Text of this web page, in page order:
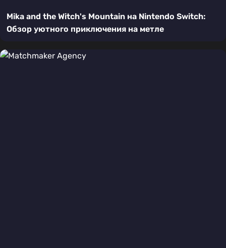
Mika and the Witch's Mountain на Nintendo Switch:
Обзор уютного приключения на метле